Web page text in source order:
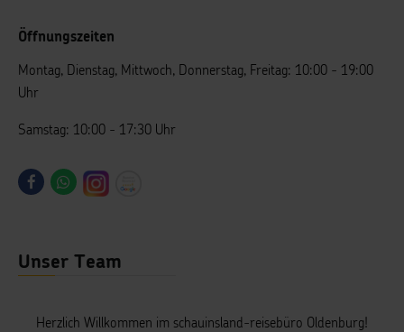
Öffnungszeiten
Montag, Dienstag, Mittwoch, Donnerstag, Freitag: 10:00 - 19:00
Uhr
Samstag: 10:00 - 17:30 Uhr
Unser Team
Herzlich Willkommen im schauinsland-reisebüro Oldenburg!